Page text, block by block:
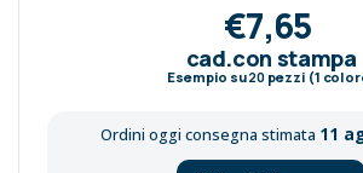
€7,65
cad.con stampa
Esempio su20pezzi (1
Ordini oggi consegna stimata 11